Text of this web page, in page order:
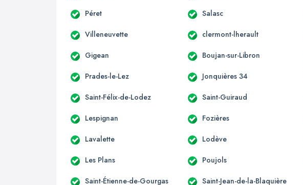
Péret Salasc
Villeneuvette clermont-lherault
Gigean Boujan-sur-Libron
Prades-le-Lez Jonquières 34
Saint-Félix-de-Lodez Saint-Guiraud
Lespignan Fozières
Lavalette Lodève
Les Plans Poujols
Saint-Étienne-de-Gourgas Saint-Jean-de-la-Blaquière